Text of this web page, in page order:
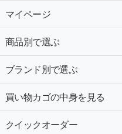
マイページ
商品別で選ぶ
ブランド別で選ぶ
買い物カゴの中身を見る
クイックオーダー